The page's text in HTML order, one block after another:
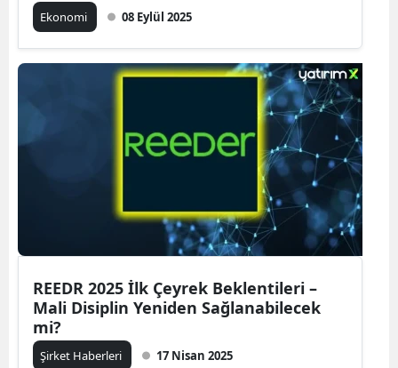
Ekonomi 08 Eylül 2025
REEDR 2025 İlk Çeyrek Beklentileri –
Mali Disiplin Yeniden Sağlanabilecek
mi?
Şirket Haberleri 17 Nisan 2025